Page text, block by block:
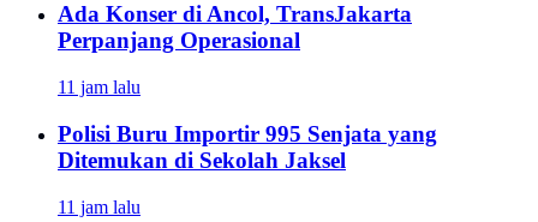
Ada Konser di Ancol, TransJakarta
Perpanjang Operasional
11 jam lalu
Polisi Buru Importir 995 Senjata yang
Ditemukan di Sekolah Jaksel
11 jam lalu